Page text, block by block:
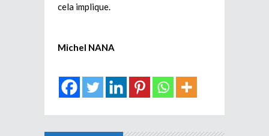
cela implique.
Michel NANA